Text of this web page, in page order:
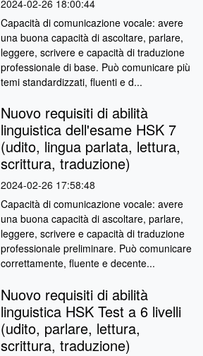
2024-02-26 18:00:44
Capacità di comunicazione vocale: avere
una buona capacità di ascoltare, parlare,
leggere, scrivere e capacità di traduzione
professionale di base. Può comunicare più
temi standardizzati, fluenti e d...
Nuovo requisiti di abilità
linguistica dell'esame HSK 7
(udito, lingua parlata, lettura,
scrittura, traduzione)
2024-02-26 17:58:48
Capacità di comunicazione vocale: avere
una buona capacità di ascoltare, parlare,
leggere, scrivere e capacità di traduzione
professionale preliminare. Può comunicare
correttamente, fluente e decente...
Nuovo requisiti di abilità
linguistica HSK Test a 6 livelli
(udito, parlare, lettura,
scrittura, traduzione)